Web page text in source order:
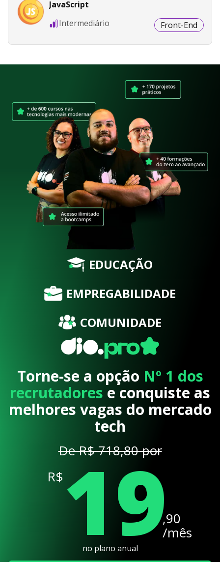
JavaScript
Intermediário
Front-End
EDUCAÇÃO
EMPREGABILIDADE
COMUNIDADE
Torne-se a opção Nº 1 dos
recrutadores e conquiste as
melhores vagas do mercado
tech
De R$ 718,80 por
R$ 19,90
/mês
no plano anual